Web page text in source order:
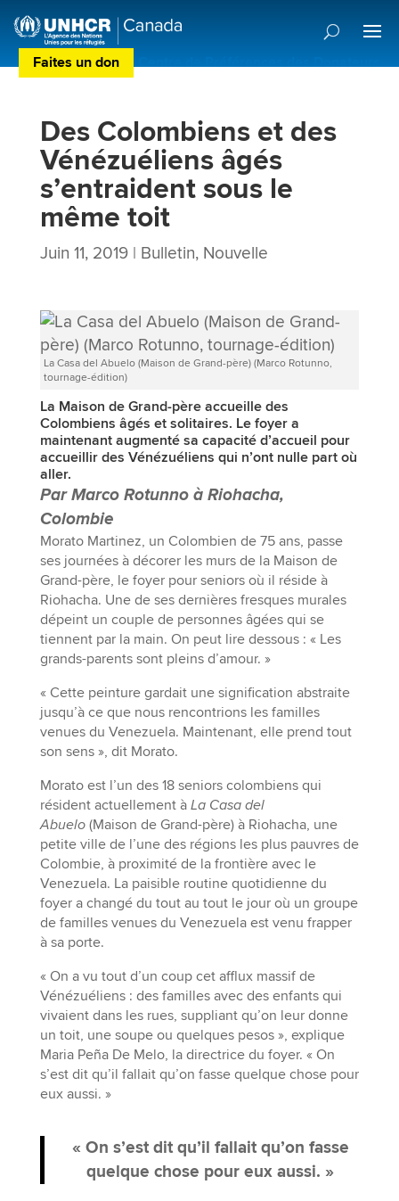
Faites un don Centre de Préférences des Donateurs
Des Colombiens et des
Vénézuéliens âgés
s’entraident sous le
même toit
Juin 11, 2019| Bulletin, Nouvelle
La Casa del Abuelo (Maison de Grand-père) (Marco Rotunno,
tournage-édition)
La Maison de Grand-père accueille des
Colombiens âgés et solitaires. Le foyer a
maintenant augmenté sa capacité d’accueil pour
accueillir des Vénézuéliens qui n’ont nulle part où
aller.
Par Marco Rotunno à Riohacha,
Colombie
Morato Martinez, un Colombien de 75 ans, passe
ses journées à décorer les murs de la Maison de
Grand-père, le foyer pour seniors où il réside à
Riohacha. Une de ses dernières fresques murales
dépeint un couple de personnes âgées qui se
tiennent par la main. On peut lire dessous : « Les
grands-parents sont pleins d’amour. »
« Cette peinture gardait une signification abstraite
jusqu’à ce que nous rencontrions les familles
venues du Venezuela. Maintenant, elle prend tout
son sens », dit Morato.
Morato est l’un des 18 seniors colombiens qui
résident actuellement à La Casa del
Abuelo(Maison de Grand-père) à Riohacha, une
petite ville de l’une des régions les plus pauvres de
Colombie, à proximité de la frontière avec le
Venezuela. La paisible routine quotidienne du
foyer a changé du tout au tout le jour où un groupe
de familles venues du Venezuela est venu frapper
à sa porte.
« On a vu tout d’un coup cet afflux massif de
Vénézuéliens : des familles avec des enfants qui
vivaient dans les rues, suppliant qu’on leur donne
un toit, une soupe ou quelques pesos », explique
Maria Peña De Melo, la directrice du foyer. « On
s’est dit qu’il fallait qu’on fasse quelque chose pour
eux aussi. »
« On s’est dit qu’il fallait qu’on fasse
quelque chose pour eux aussi. »